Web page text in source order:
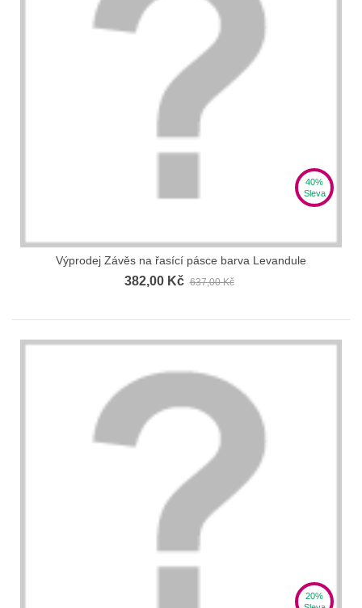
40%
Sleva
Výprodej Závěs na řasící pásce barva Levandule
382,00 Kč 637,00 Kč
20%